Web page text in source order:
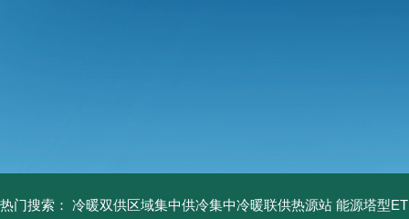
热门搜索： 冷暖双供区域集中供冷集中冷暖联供热源站 能源塔型